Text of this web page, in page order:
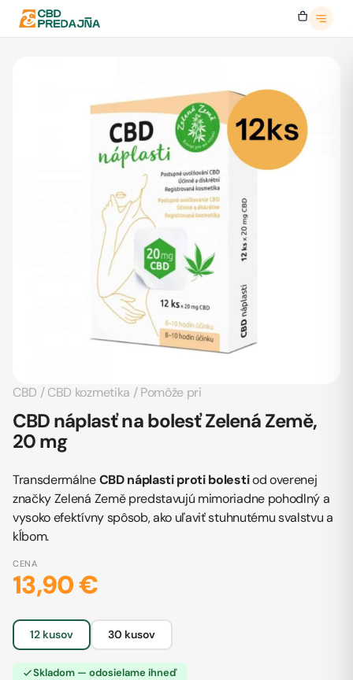
CBD /CBD kozmetika /Pomôže pri
CBD náplasť na bolesť Zelená Země,
20 mg
TransdermálneCBD náplasti proti bolestiod overenej
značky Zelená Země predstavujú mimoriadne pohodlný a
vysoko efektívny spôsob, ako uľaviť stuhnutému svalstvu a
kĺbom.
CENA
13,90 €
12 kusov 30 kusov
Skladom — odosielame ihneď